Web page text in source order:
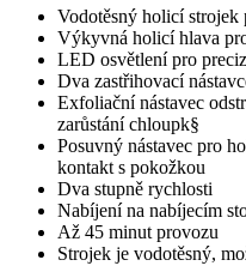
Vodotěsný holicí strojek
Výkyvná holicí hlava
LED osvětlení pro
Dva zastřihovací
Exfoliační nástavec
zarůstání chloupk§
Posuvný nástavec pro
kontakt s pokožkou
Dva stupně rychlosti
Nabíjení na nabíjecím
Až 45 minut provozu
Strojek je vodotěsný,